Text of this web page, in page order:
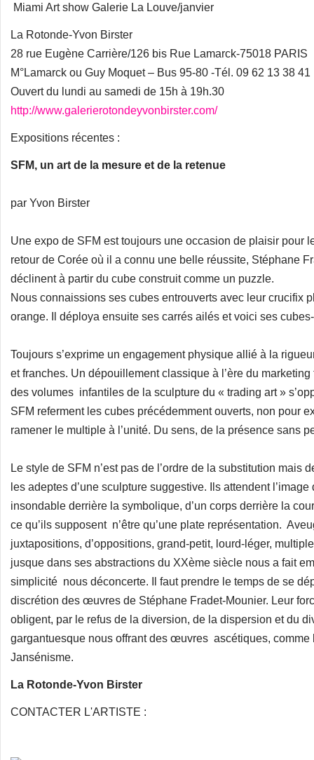
Miami Art show Galerie La Louve/janvier
La Rotonde-Yvon Birster
28 rue Eugène Carrière/126 bis Rue Lamarck-75018 PARIS
M°Lamarck ou Guy Moquet – Bus 95-80 -Tél. 09 62 13 38 41
Ouvert du lundi au samedi de 15h à 19h.30
http://www.galerierotondeyvonbirster.com/
Expositions récentes :
SFM, un art de la mesure et de la retenue
par Yvon Birster
Une expo de SFM est toujours une occasion de plaisir
retour de Corée où il a connu une belle réussite, Stéphane
déclinent à partir du cube construit comme un puzzle.
Nous connaissions ses cubes entrouverts avec leur crucifix
orange. Il déploya ensuite ses carrés ailés et voici ses
Toujours s’exprime un engagement physique allié à la
et franches. Un dépouillement classique à l’ère du
des volumes infantiles de la sculpture du « trading art »
SFM referment les cubes précédemment ouverts, non pour
ramener le multiple à l’unité. Du sens, de la présence sans
Le style de SFM n’est pas de l’ordre de la substitution
les adeptes d’une sculpture suggestive. Ils attendent
insondable derrière la symbolique, d’un corps derrière la
ce qu’ils supposent n’être qu’une plate représentation.
juxtapositions, d’oppositions, grand-petit, lourd-léger,
jusque dans ses abstractions du XXème siècle nous a fait
simplicité nous déconcerte. Il faut prendre le temps de se
discrétion des œuvres de Stéphane Fradet-Mounier. Leur
obligent, par le refus de la diversion, de la dispersion et du
gargantuesque nous offrant des œuvres ascétiques,
Jansénisme.
La Rotonde-Yvon Birster
CONTACTER L'ARTISTE :